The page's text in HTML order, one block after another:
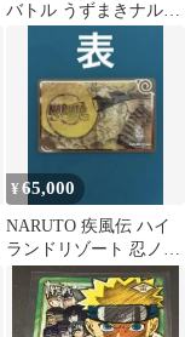
バトル うずまきナルト
DNP-025 プロモ 非売
¥65,000
NARUTO 疾風伝 ハイ
ランドリゾート 忍ノ証
カード 非売品